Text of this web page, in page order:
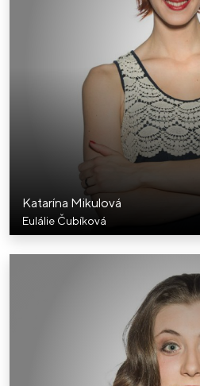
Katarína Mikulová
Eulálie Čubíková